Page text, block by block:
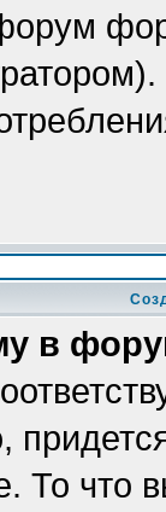
в
То что